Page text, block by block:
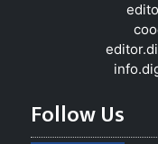
Follow Us